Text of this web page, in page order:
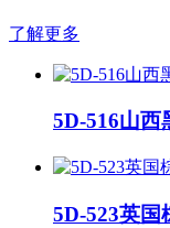
了解更多
5D-516山西
5D-523英国